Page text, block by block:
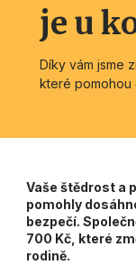
je u
Díky vám jsme
které pomohou
Vaše štědrost a
pomohly
bezpečí.
700 Kč, které
rodině.